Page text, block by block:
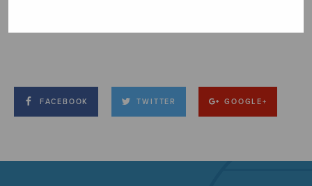
FACEBOOK TWITTER GOOGLE+